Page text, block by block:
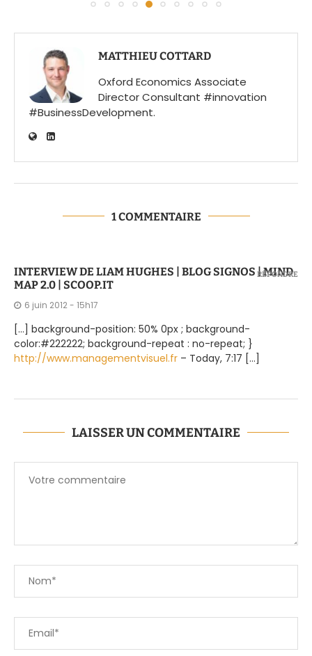
MATTHIEU COTTARD
Oxford Economics Associate
Director Consultant #innovation
#BusinessDevelopment.
1 COMMENTAIRE
INTERVIEW DE LIAM HUGHES | BLOG SIGNOS | MIND
MAP 2.0 | SCOOP.IT
6 juin 2012 - 15h17
[…] background-position: 50% 0px ; background-
color:#222222; background-repeat : no-repeat; }
http://www.managementvisuel.fr – Today, 7:17 […]
RÉPONDRE
LAISSER UN COMMENTAIRE